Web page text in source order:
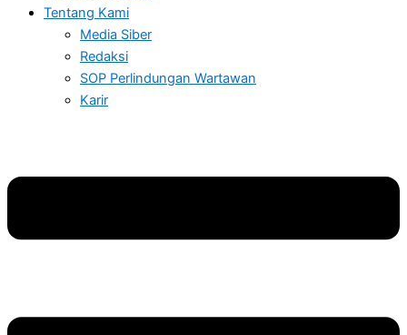
Tentang Kami
Media Siber
Redaksi
SOP Perlindungan Wartawan
Karir